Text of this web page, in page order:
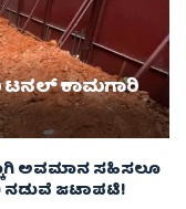
ಟನಲ್ ಕಾಮಗಾರಿ
ಅವಮಾನ ಸಹಿಸಲೂ
ಜಟಾಪಟಿ!